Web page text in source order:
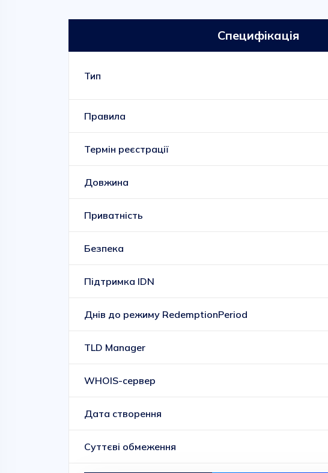
Специфікація
Тип
Правила
Термін реєстрації
Довжина
Приватність
Безпека
Підтримка IDN
Днів до режиму RedemptionPeriod
TLD Manager
WHOIS-сервер
Дата створення
Суттєві обмеження